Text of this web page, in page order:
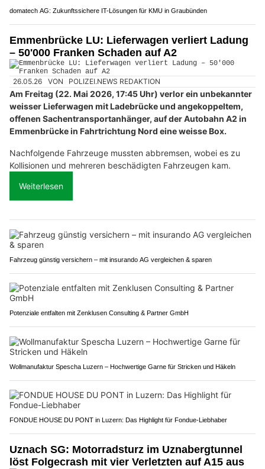
domatech AG: Zukunftssichere IT-Lösungen für KMU in Graubünden
Emmenbrücke LU: Lieferwagen verliert Ladung
– 50'000 Franken Schaden auf A2
26.05.26 VON POLIZEI.NEWS REDAKTION
Am Freitag (22. Mai 2026, 17:45 Uhr) verlor ein unbekannter
weisser Lieferwagen mit Ladebrücke und angekoppeltem,
offenen Sachentransportanhänger, auf der Autobahn A2 in
Emmenbrücke in Fahrtrichtung Nord eine weisse Box.
Nachfolgende Fahrzeuge mussten abbremsen, wobei es zu
Kollisionen und mehreren beschädigten Fahrzeugen kam.
Weiterlesen
Fahrzeug günstig versichern – mit insurando AG vergleichen & sparen
Potenziale entfalten mit Zenklusen Consulting & Partner GmbH
Wollmanufaktur Spescha Luzern – Hochwertige Garne für Stricken und Häkeln
FONDUE HOUSE DU PONT in Luzern: Das Highlight für Fondue-Liebhaber
Uznach SG: Motorradsturz im Uznabergtunnel
löst Folgecrash mit vier Verletzten auf A15 aus